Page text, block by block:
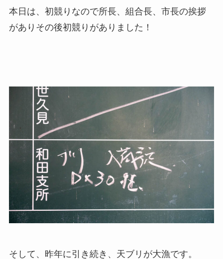
本日は、初競りなので所長、組合長、市長の挨拶
がありその後初競りがありました！
そして、昨年に引き続き、天ブリが大漁です。